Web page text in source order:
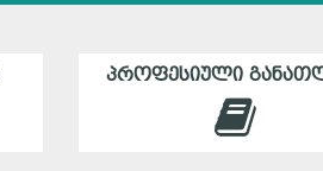
ᲞᲠᲝᲤᲔᲡᲘᲣᲚᲘ